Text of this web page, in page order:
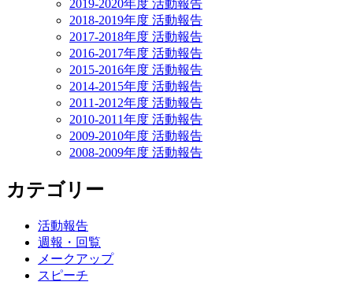
2019-2020年度 活動報告
2018-2019年度 活動報告
2017-2018年度 活動報告
2016-2017年度 活動報告
2015-2016年度 活動報告
2014-2015年度 活動報告
2011-2012年度 活動報告
2010-2011年度 活動報告
2009-2010年度 活動報告
2008-2009年度 活動報告
カテゴリー
活動報告
週報・回覧
メークアップ
スピーチ